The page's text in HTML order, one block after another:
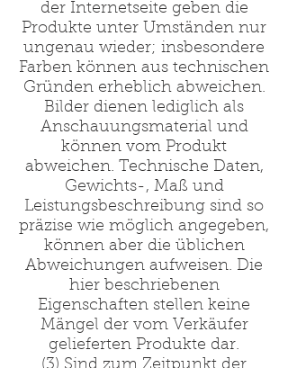
der Internetseite geben die
Produkte unter Umständen nur
ungenau wieder; insbesondere
Farben können aus technischen
Gründen erheblich abweichen.
Bilder dienen lediglich als
Anschauungsmaterial und
können vom Produkt
abweichen. Technische Daten,
Gewichts-, Maß und
Leistungsbeschreibung sind so
präzise wie möglich angegeben,
können aber die üblichen
Abweichungen aufweisen. Die
hier beschriebenen
Eigenschaften stellen keine
Mängel der vom Verkäufer
gelieferten Produkte dar.